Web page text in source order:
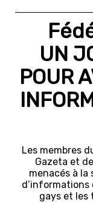
UN
POUR
Les membres
Gazeta et
menacés à
d’informations
gays et les